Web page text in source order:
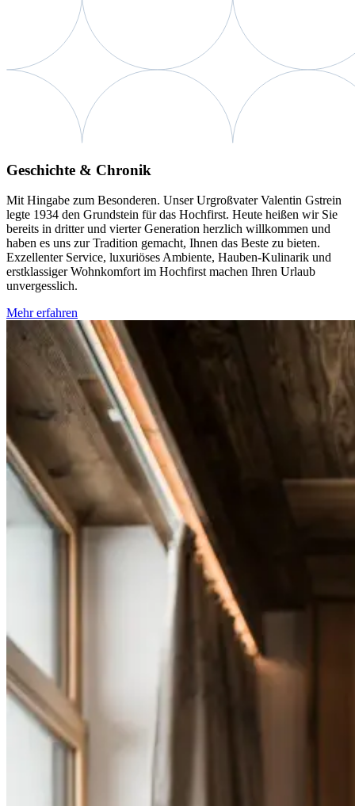
Geschichte & Chronik
Mit Hingabe zum Besonderen. Unser Urgroßvater Valentin Gstrein
legte 1934 den Grundstein für das Hochfirst. Heute heißen wir Sie
bereits in dritter und vierter Generation herzlich willkommen und
haben es uns zur Tradition gemacht, Ihnen das Beste zu bieten.
Exzellenter Service, luxuriöses Ambiente, Hauben-Kulinarik und
erstklassiger Wohnkomfort im Hochfirst machen Ihren Urlaub
unvergesslich.
Mehr erfahren